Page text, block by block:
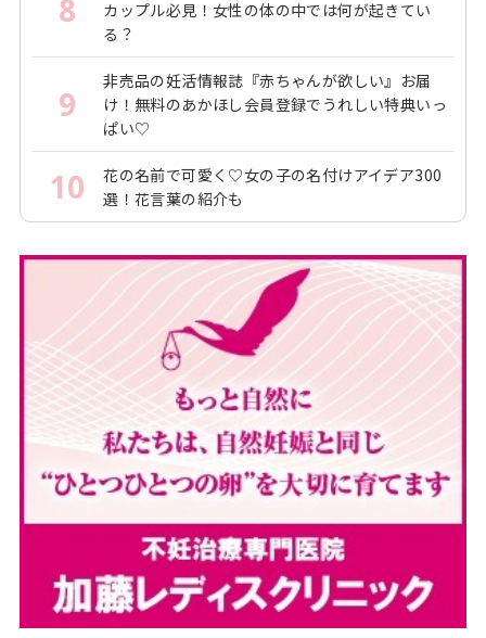
8
カップル必見！女性の体の中では何が起きてい
る？
9
非売品の妊活情報誌『赤ちゃんが欲しい』お届
け！無料のあかほし会員登録でうれしい特典いっ
ぱい♡
10
花の名前で可愛く♡女の子の名付けアイデア300
選！花言葉の紹介も